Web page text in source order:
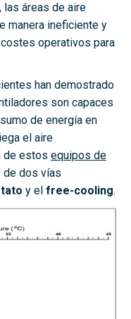
las áreas de aire
manera ineficiente y
operativos para
han demostrado
son capaces
de energía en
el aire
de estos equipos de
de dos vías
y el free-cooling.